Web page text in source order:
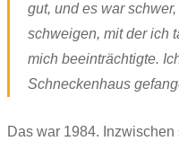
gut, und es war
schweigen, mit der ich
mich beeinträchtigte.
Schneckenhaus
Das war 1984.